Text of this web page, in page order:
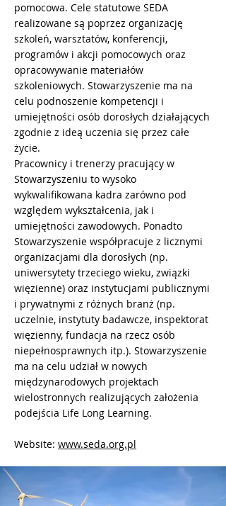
pomocowa. Cele statutowe SEDA
realizowane są poprzez organizację
szkoleń, warsztatów, konferencji,
programów i akcji pomocowych oraz
opracowywanie materiałów
szkoleniowych. Stowarzyszenie ma na
celu podnoszenie kompetencji i
umiejętności osób dorosłych działających
zgodnie z ideą uczenia się przez całe
życie.
Pracownicy i trenerzy pracujący w
Stowarzyszeniu to wysoko
wykwalifikowana kadra zarówno pod
względem wykształcenia, jak i
umiejętności zawodowych. Ponadto
Stowarzyszenie współpracuje z licznymi
organizacjami dla dorosłych (np.
uniwersytety trzeciego wieku, związki
więzienne) oraz instytucjami publicznymi
i prywatnymi z różnych branż (np.
uczelnie, instytuty badawcze, inspektorat
więzienny, fundacja na rzecz osób
niepełnosprawnych itp.). Stowarzyszenie
ma na celu udział w nowych
międzynarodowych projektach
wielostronnych realizujących założenia
podejścia Life Long Learning.
Website: www.seda.org.pl